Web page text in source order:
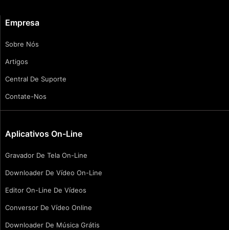
Empresa
Sobre Nós
Artigos
Central De Suporte
Contate-Nos
Aplicativos On-Line
Gravador De Tela On-Line
Downloader De Vídeo On-Line
Editor On-Line De Vídeos
Conversor De Vídeo Online
Downloader De Música Grátis